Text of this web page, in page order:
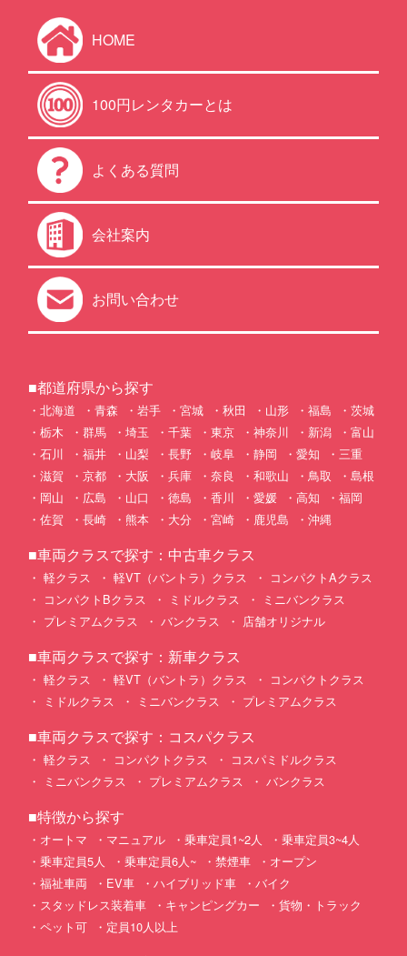
HOME
100円レンタカーとは
よくある質問
会社案内
お問い合わせ
■都道府県から探す
北海道 青森 岩手 宮城 秋田 山形 福島
茨城
栃木
群馬 埼玉 千葉 東京 神奈川 新潟
富山
石川
福井 山梨 長野 岐阜 静岡 愛知
三重
滋賀
京都 大阪 兵庫 奈良 和歌山 鳥取
島根
岡山
広島 山口 徳島 香川 愛媛 高知
福岡
佐賀
長崎 熊本 大分 宮崎 鹿児島 沖縄
■車両クラスで探す：中古車クラス
軽クラス 軽VT（バントラ）クラス
コンパクトAクラス
コンパクトBクラス
ミドルクラス
ミニバンクラス
プレミアムクラス
バンクラス 店舗オリジナル
■車両クラスで探す：新車クラス
軽クラス 軽VT（バントラ）クラス
コンパクトクラス
ミドルクラス
ミニバンクラス プレミアムクラス
■車両クラスで探す：コスパクラス
軽クラス コンパクトクラス
コスパミドルクラス
ミニバンクラス
プレミアムクラス バンクラス
■特徴から探す
オートマ マニュアル 乗車定員1~2人
乗車定員3~4人
乗車定員5人
乗車定員6人~ 禁煙車
オープン
福祉車両
EV車 ハイブリッド車
バイク
スタッドレス装着車
キャンピングカー
貨物・トラック
ペット可
定員10人以上